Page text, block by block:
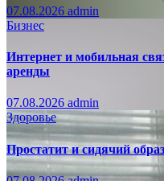
07.08.2026 admin
Бизнес
Интернет и мобильная
аренды
07.08.2026 admin
Здоровье
Простатит и сидячий